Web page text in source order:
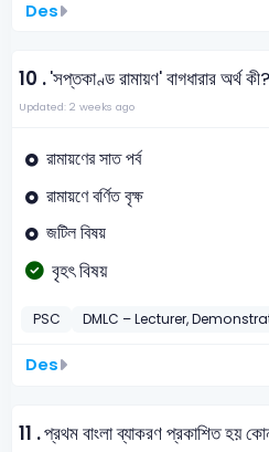
Des
10 .'সপ্তকাণ্ড রামায়ণ' বাগধারার অর্থ কী?
Updated: 2 weeks ago
রামায়ণের সাত পর্ব
রামায়ণে বর্ণিত বৃক্ষ
জটিল বিষয়
বৃহৎ বিষয়
PSC DMLC – Lecturer,
Des
11 .প্রথম বাংলা ব্যাকরণ প্রকাশিত হয়